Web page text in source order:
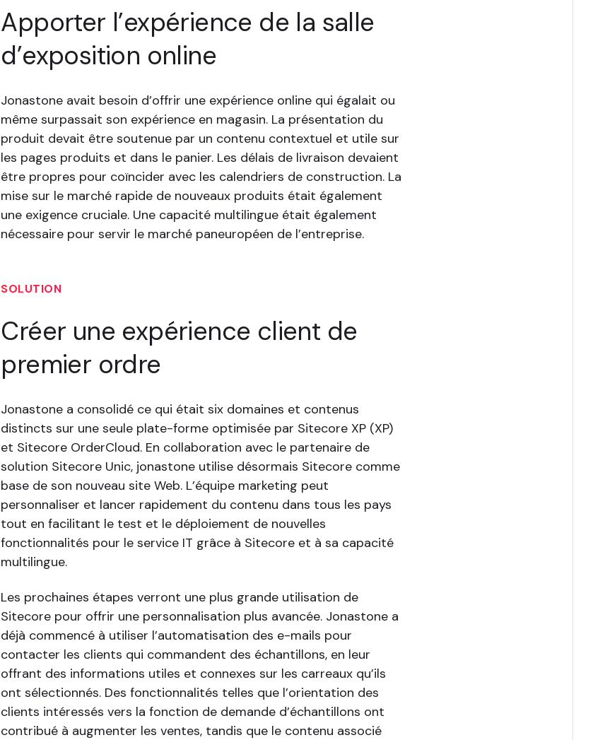
Apporter l’expérience de la salle
d’exposition online
Jonastone avait besoin d’offrir une expérience online qui égalait ou
même surpassait son expérience en magasin. La présentation du
produit devait être soutenue par un contenu contextuel et utile sur
les pages produits et dans le panier. Les délais de livraison devaient
être propres pour coïncider avec les calendriers de construction. La
mise sur le marché rapide de nouveaux produits était également
une exigence cruciale. Une capacité multilingue était également
nécessaire pour servir le marché paneuropéen de l’entreprise.
SOLUTION
Créer une expérience client de
premier ordre
Jonastone a consolidé ce qui était six domaines et contenus
distincts sur une seule plate-forme optimisée par Sitecore XP (XP)
et Sitecore OrderCloud. En collaboration avec le partenaire de
solution Sitecore Unic, jonastone utilise désormais Sitecore comme
base de son nouveau site Web. L’équipe marketing peut
personnaliser et lancer rapidement du contenu dans tous les pays
tout en facilitant le test et le déploiement de nouvelles
fonctionnalités pour le service IT grâce à Sitecore et à sa capacité
multilingue.
Les prochaines étapes verront une plus grande utilisation de
Sitecore pour offrir une personnalisation plus avancée. Jonastone a
déjà commencé à utiliser l’automatisation des e-mails pour
contacter les clients qui commandent des échantillons, en leur
offrant des informations utiles et connexes sur les carreaux qu’ils
ont sélectionnés. Des fonctionnalités telles que l’orientation des
clients intéressés vers la fonction de demande d’échantillons ont
contribué à augmenter les ventes, tandis que le contenu associé